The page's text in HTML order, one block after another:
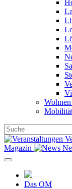
Magazin
Das OM